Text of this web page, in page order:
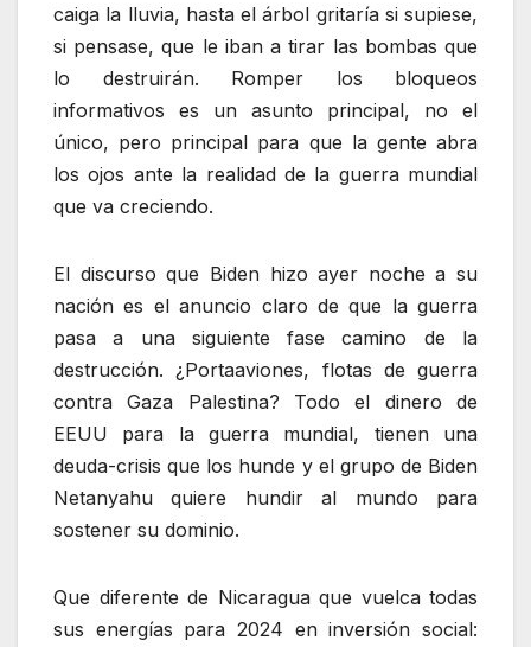
caiga la lluvia, hasta el árbol gritaría si supiese,
si pensase, que le iban a tirar las bombas que
lo destruirán. Romper los bloqueos
informativos es un asunto principal, no el
único, pero principal para que la gente abra
los ojos ante la realidad de la guerra mundial
que va creciendo.
El discurso que Biden hizo ayer noche a su
nación es el anuncio claro de que la guerra
pasa a una siguiente fase camino de la
destrucción. ¿Portaaviones, flotas de guerra
contra Gaza Palestina? Todo el dinero de
EEUU para la guerra mundial, tienen una
deuda-crisis que los hunde y el grupo de Biden
Netanyahu quiere hundir al mundo para
sostener su dominio.
Que diferente de Nicaragua que vuelca todas
sus energías para 2024 en inversión social: